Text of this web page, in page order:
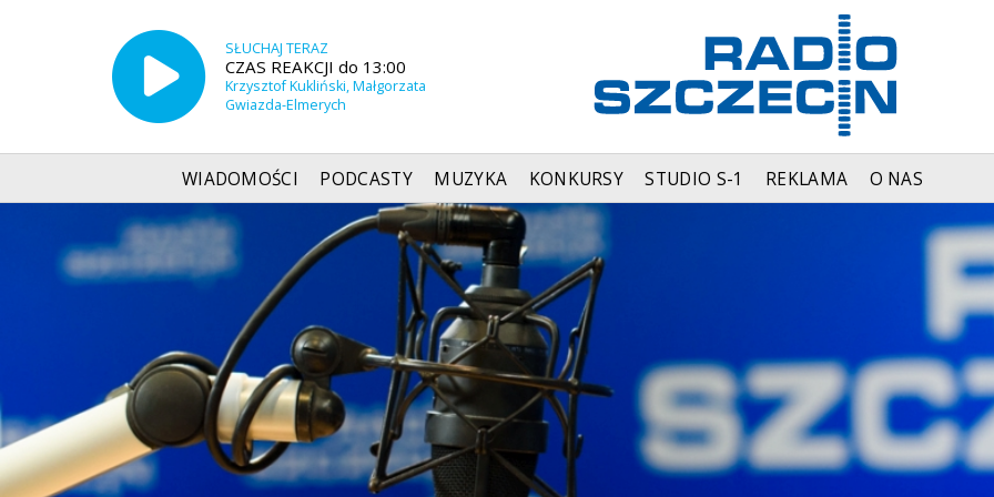
SŁUCHAJ TERAZ
CZAS REAKCJI do 13:00
Krzysztof Kukliński, Małgorzata
Gwiazda-Elmerych
WIADOMOŚCI PODCASTY MUZYKA KONKURSY STUDIO S-1 REKLAMA O NAS